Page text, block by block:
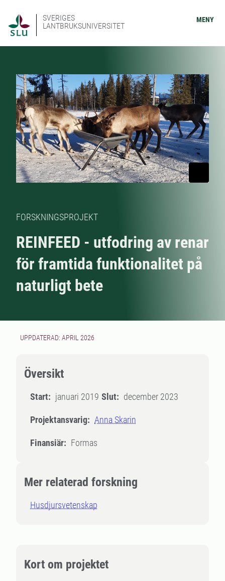
SVERIGES
LANTBRUKSUNIVERSITET
MENY
FORSKNINGSPROJEKT
REINFEED - utfodring av renar
för framtida funktionalitet på
naturligt bete
UPPDATERAD: APRIL 2026
Översikt
Start: januari 2019 Slut: december 2023
Projektansvarig: Anna Skarin
Finansiär: Formas
Mer relaterad forskning
Husdjursvetenskap
Kort om projektet